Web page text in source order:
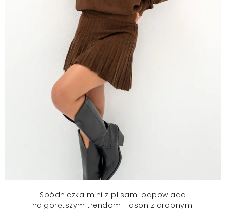
Spódniczka mini z plisami odpowiada
najgorętszym trendom. Fason z drobnymi